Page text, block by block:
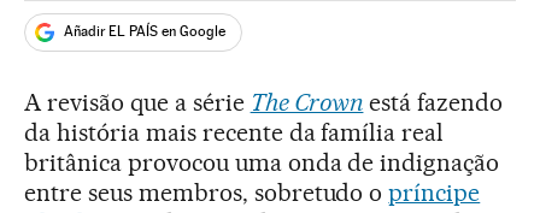
Añadir EL PAÍS en Google
A revisão que a série The Crown está fazendo
da história mais recente da família real
britânica provocou uma onda de indignação
entre seus membros, sobretudo opríncipe